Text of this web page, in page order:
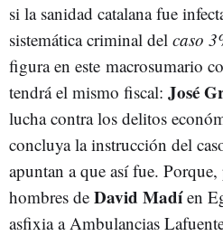
si la sanidad catalana fue
sistemática criminal del caso
figura en este macrosumario
tendrá el mismo fiscal: José
lucha contra los delitos
concluya la instrucción del
apuntan a que así fue.
hombres de David Madíen
asfixia a Ambulancias